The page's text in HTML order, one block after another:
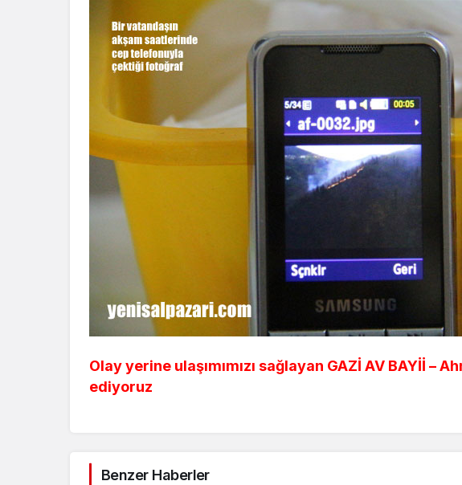
Olay yerine ulaşımımızı sağlayan GAZİ AV BAYİİ –
ediyoruz
Benzer Haberler